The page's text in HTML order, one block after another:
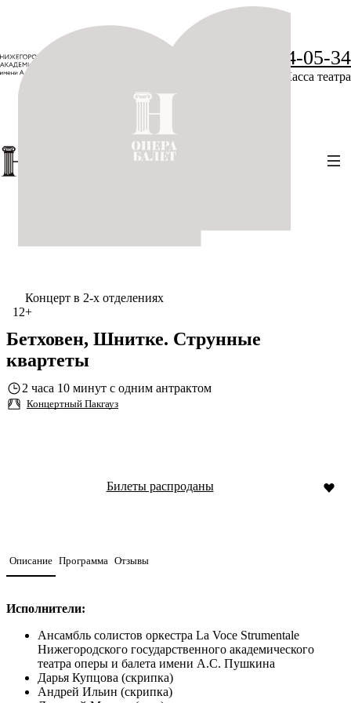
+7 (831) 234-05-34
Касса театра
Концерт в 2-х отделениях
12+
Бетховен, Шнитке. Струнные
квартеты
2 часа 10 минут с одним антрактом
Концертный Пакгауз
Билеты распроданы
Описание Программа Отзывы
Исполнители:
Ансамбль солистов оркестра La Voce Strumentale
Нижегородского государственного академического
театра оперы и балета имени А.С. Пушкина
Дарья Купцова (скрипка)
Андрей Ильин (скрипка)